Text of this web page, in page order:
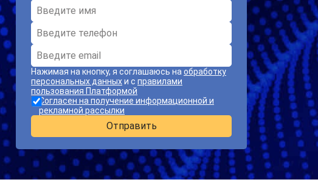
Нажимая на кнопку, я соглашаюсь на обработку
персональных данныхи с правилами
пользования Платформой
Согласен на получение информационной и
рекламной рассылки
Отправить